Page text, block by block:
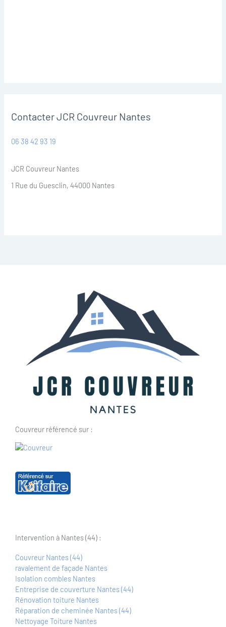
Contacter JCR Couvreur Nantes
06 38 42 93 19
JCR Couvreur Nantes
1 Rue du Guesclin, 44000 Nantes
Couvreur référencé sur :
Couvreur Nantes (44)
ravalement de façade Nantes
Isolation combles Nantes
Entreprise de couverture Nantes (44)
Rénovation toiture Nantes
Réparation de cheminée Nantes (44)
Nettoyage Toiture Nantes